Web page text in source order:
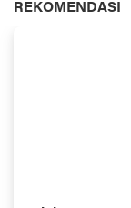
REKOMENDASI